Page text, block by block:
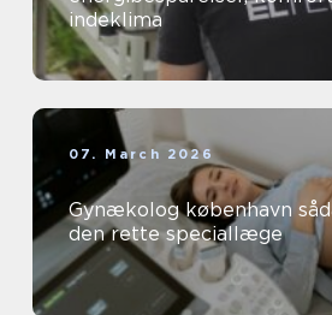
indeklima
07. March 2026
Gynækolog københavn sådan finder du
den rette speciallæge